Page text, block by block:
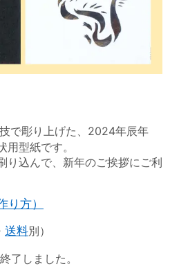
で彫り上げた、2024年辰年
用型紙です。
り込んで、新年のご挨拶にご利
り方）
送料別）
了しました。